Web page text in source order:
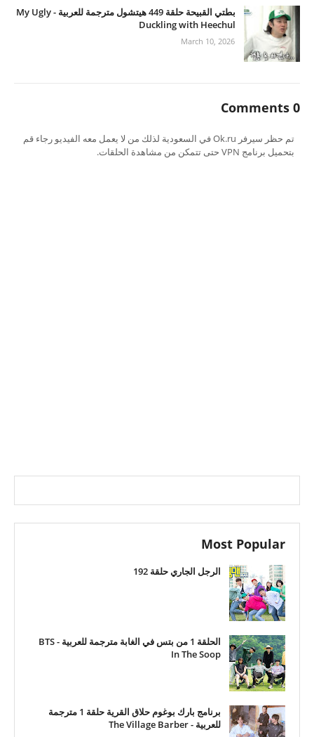
بطتي القبيحة حلقة 449 هيتشول مترجمة للعربية - My Ugly
Duckling with Heechul
March 10, 2026
0 Comments
تم حظر سيرفر Ok.ru في السعودية لذلك من لا يعمل معه الفيديو رجاء قم
بتحميل برنامج VPN حتى تتمكن من مشاهدة الحلقات.
Most Popular
الرجل الجاري حلقة 192
الحلقة 1 من بتس في الغابة مترجمة للعربية - BTS
In The Soop
برنامج بارك بوغوم حلاق القرية حلقة 1 مترجمة
للعربية - The Village Barber